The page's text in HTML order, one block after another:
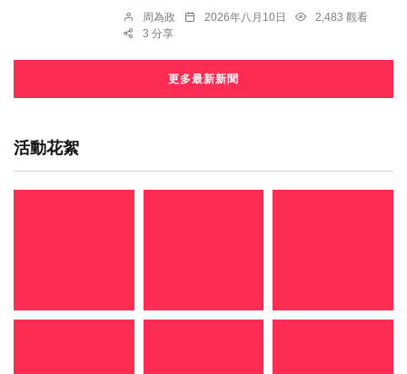
周為政 2026年八月10日
2,483 觀看
3 分享
更多最新新聞
活動花絮